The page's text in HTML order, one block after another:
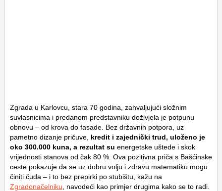
Zgrada u Karlovcu, stara 70 godina, zahvaljujući složnim
suvlasnicima i predanom predstavniku doživjela je potpunu
obnovu – od krova do fasade. Bez državnih potpora, uz
pametno dizanje pričuve, kredit i zajednički trud, uloženo je
oko 300.000 kuna, a rezultat su energetske uštede i skok
vrijednosti stanova od čak 80 %. Ova pozitivna priča s Bašćinske
ceste pokazuje da se uz dobru volju i zdravu matematiku mogu
činiti čuda – i to bez prepirki po stubištu, kažu na
Zgradonačelniku , navodeći kao primjer drugima kako se to radi.